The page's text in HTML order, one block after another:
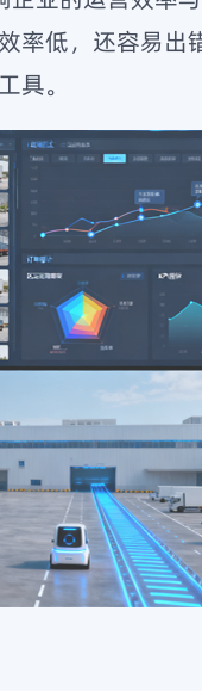
率低，还容易出
具。